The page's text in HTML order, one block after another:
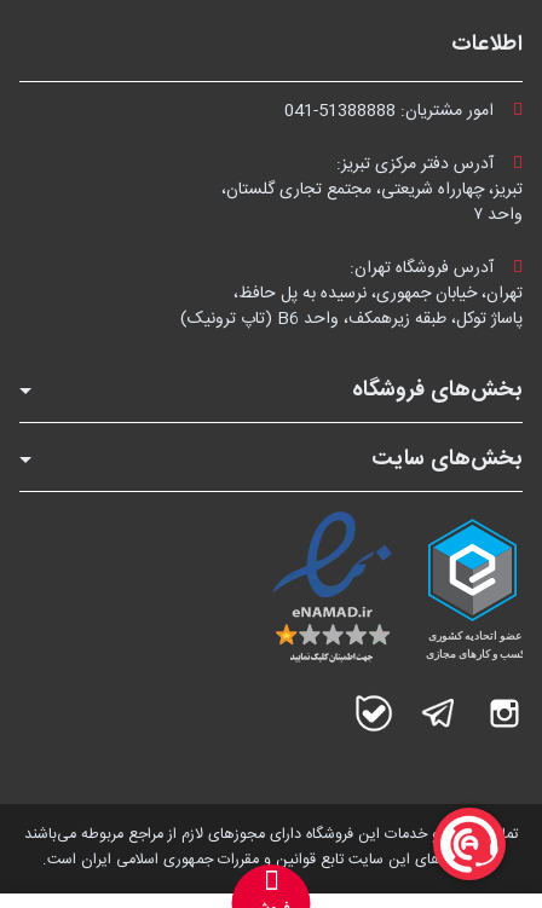
اطلاعات
امور مشتریان: 041-51388888
آدرس دفتر مرکزی تبریز:
تبریز، چهارراه شریعتی، مجتمع تجاری گلستان،
واحد ۷
آدرس فروشگاه تهران:
تهران، خیابان جمهوری، نرسیده به پل حافظ،
پاساژ توکل، طبقه زیرهمکف، واحد B6 (تاپ ترونیک)
بخش‌های فروشگاه
بخش‌های سایت
اینستاگرام تلگرام
تمامی کالاها و خدمات این فروشگاه دارای مجوز‌های لازم از مراجع مربوطه می‌باشند
و فعالیت های این سایت تابع قوانین و مقررات جمهوری اسلامی ایران است.